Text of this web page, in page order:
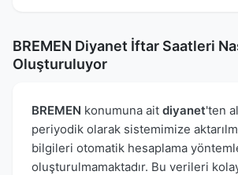
BREMEN Diyanet İftar Saatleri
Oluşturuluyor
BREMEN konumuna ait diyanet'ten
periyodik olarak sistemimize
bilgileri otomatik hesaplama
oluşturulmamaktadır. Bu verileri